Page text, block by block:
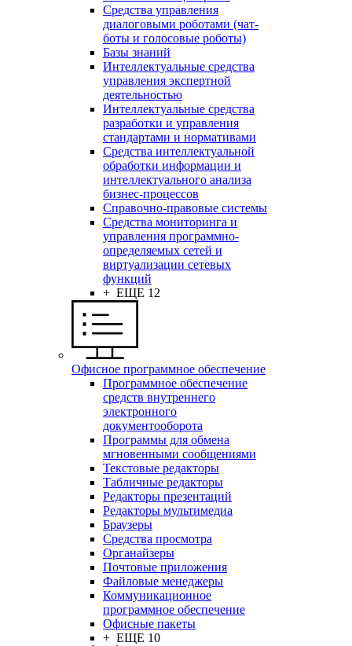
Средства управления
диалоговыми роботами (чат-
боты и голосовые роботы)
Базы знаний
Интеллектуальные средства
управления экспертной
деятельностью
Интеллектуальные средства
разработки и управления
стандартами и нормативами
Средства интеллектуальной
обработки информации и
интеллектуального анализа
бизнес-процессов
Справочно-правовые системы
Средства мониторинга и
управления программно-
определяемых сетей и
виртуализации сетевых
функций
+ ЕЩЕ 12
Офисное программное обеспечение
Программное обеспечение
средств внутреннего
электронного
документооборота
Программы для обмена
мгновенными сообщениями
Текстовые редакторы
Табличные редакторы
Редакторы презентаций
Редакторы мультимедиа
Браузеры
Средства просмотра
Органайзеры
Почтовые приложения
Файловые менеджеры
Коммуникационное
программное обеспечение
Офисные пакеты
+ ЕЩЕ 10